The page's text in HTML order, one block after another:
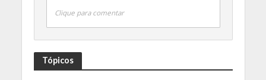
Clique para comentar
Tópicos